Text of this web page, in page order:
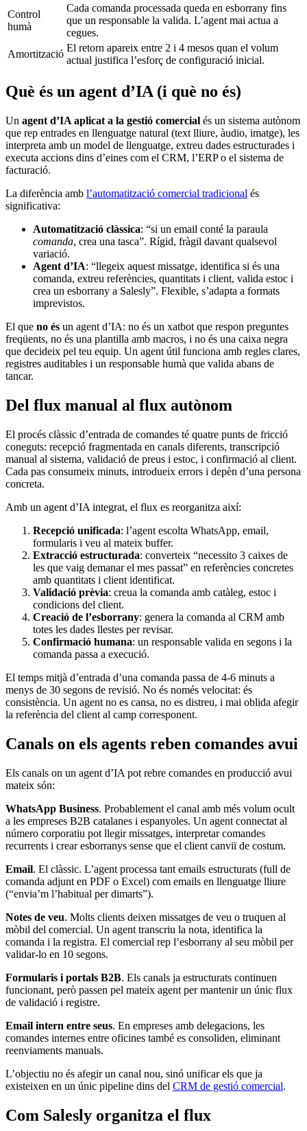
Control
humà
Cada comanda processada queda en esborrany fins
que un responsable la valida. L’agent mai actua a
cegues.
Amortització
El retorn apareix entre 2 i 4 mesos quan el volum
actual justifica l’esforç de configuració inicial.
Què és un agent d’IA (i què no és)
Un agent d’IA aplicat a la gestió comercial és un sistema autònom
que rep entrades en llenguatge natural (text lliure, àudio, imatge), les
interpreta amb un model de llenguatge, extreu dades estructurades i
executa accions dins d’eines com el CRM, l’ERP o el sistema de
facturació.
La diferència amb l’automatització comercial tradicional és
significativa:
Automatització clàssica: “si un email conté la paraula
comanda, crea una tasca”. Rígid, fràgil davant qualsevol
variació.
Agent d’IA: “llegeix aquest missatge, identifica si és una
comanda, extreu referències, quantitats i client, valida estoc i
crea un esborrany a Salesly”. Flexible, s’adapta a formats
imprevistos.
El que no és un agent d’IA: no és un xatbot que respon preguntes
freqüents, no és una plantilla amb macros, i no és una caixa negra
que decideix pel teu equip. Un agent útil funciona amb regles clares,
registres auditables i un responsable humà que valida abans de
tancar.
Del flux manual al flux autònom
El procés clàssic d’entrada de comandes té quatre punts de fricció
coneguts: recepció fragmentada en canals diferents, transcripció
manual al sistema, validació de preus i estoc, i confirmació al client.
Cada pas consumeix minuts, introdueix errors i depèn d’una persona
concreta.
Amb un agent d’IA integrat, el flux es reorganitza així:
Recepció unificada: l’agent escolta WhatsApp, email,
formularis i veu al mateix buffer.
Extracció estructurada: converteix “necessito 3 caixes de
les que vaig demanar el mes passat” en referències concretes
amb quantitats i client identificat.
Validació prèvia: creua la comanda amb catàleg, estoc i
condicions del client.
Creació de l’esborrany: genera la comanda al CRM amb
totes les dades llestes per revisar.
Confirmació humana: un responsable valida en segons i la
comanda passa a execució.
El temps mitjà d’entrada d’una comanda passa de 4-6 minuts a
menys de 30 segons de revisió. No és només velocitat: és
consistència. Un agent no es cansa, no es distreu, i mai oblida afegir
la referència del client al camp corresponent.
Canals on els agents reben comandes avui
Els canals on un agent d’IA pot rebre comandes en producció avui
mateix són:
WhatsApp Business. Probablement el canal amb més volum ocult
a les empreses B2B catalanes i espanyoles. Un agent connectat al
número corporatiu pot llegir missatges, interpretar comandes
recurrents i crear esborranys sense que el client canviï de costum.
Email. El clàssic. L’agent processa tant emails estructurats (full de
comanda adjunt en PDF o Excel) com emails en llenguatge lliure
(“envia’m l’habitual per dimarts”).
Notes de veu. Molts clients deixen missatges de veu o truquen al
mòbil del comercial. Un agent transcriu la nota, identifica la
comanda i la registra. El comercial rep l’esborrany al seu mòbil per
validar-lo en 10 segons.
Formularis i portals B2B. Els canals ja estructurats continuen
funcionant, però passen pel mateix agent per mantenir un únic flux
de validació i registre.
Email intern entre seus. En empreses amb delegacions, les
comandes internes entre oficines també es consoliden, eliminant
reenviaments manuals.
L’objectiu no és afegir un canal nou, sinó unificar els que ja
existeixen en un únic pipeline dins del CRM de gestió comercial.
Com Salesly organitza el flux